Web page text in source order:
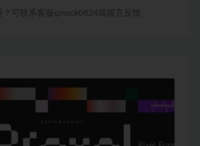
？可联系客服qmsck0824或留言反馈